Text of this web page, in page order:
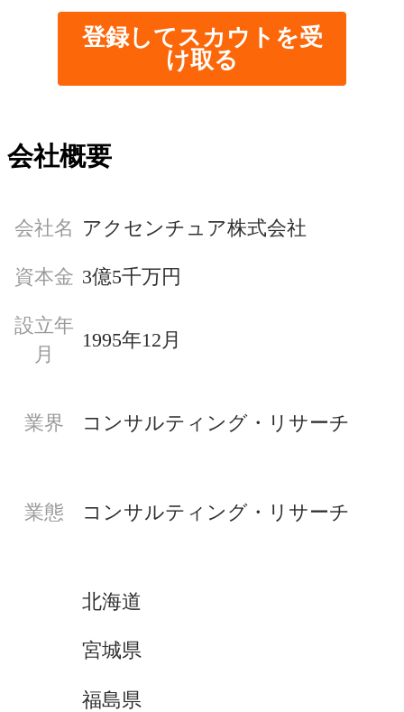
登録してスカウトを受
け取る
会社概要
会社名 アクセンチュア株式会社
資本金 3億5千万円
設立年
月
1995年12月
業界 コンサルティング・リサーチ
業態 コンサルティング・リサーチ
北海道
宮城県
福島県